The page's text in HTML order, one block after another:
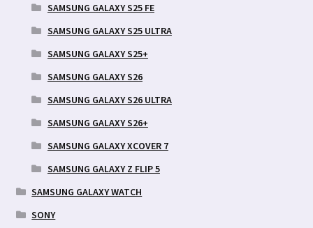
SAMSUNG GALAXY S25 FE
SAMSUNG GALAXY S25 ULTRA
SAMSUNG GALAXY S25+
SAMSUNG GALAXY S26
SAMSUNG GALAXY S26 ULTRA
SAMSUNG GALAXY S26+
SAMSUNG GALAXY XCOVER 7
SAMSUNG GALAXY Z FLIP 5
SAMSUNG GALAXY WATCH
SONY